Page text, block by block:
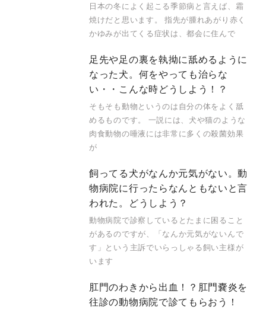
日本の冬によく起こる季節病と言えば、霜
焼けだと思います。 指先が腫れあがり赤く
かゆみが出てくる症状は、都会に住んで
足先や足の裏を執拗に舐めるように
なった犬。何をやっても治らな
い・・こんな時どうしよう！？
そもそも動物というのは自分の体をよく舐
めるものです。 一説には、犬や猫のような
肉食動物の唾液には非常に多くの殺菌効果
が
飼ってる犬がなんか元気がない。動
物病院に行ったらなんともないと言
われた。どうしよう？
動物病院で診察しているとたまに困ること
があるのですが、「なんか元気がないんで
す」という主訴でいらっしゃる飼い主様が
います
肛門のわきから出血！？肛門嚢炎を
往診の動物病院で診てもらおう！